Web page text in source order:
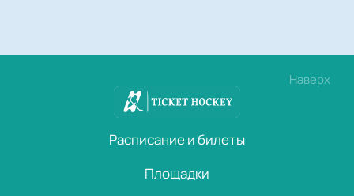
Наверх
Расписание и билеты
Площадки